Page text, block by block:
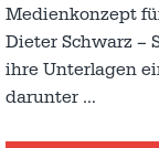
Medienkonzept
Dieter Schwarz –
ihre Unterlagen
darunter …